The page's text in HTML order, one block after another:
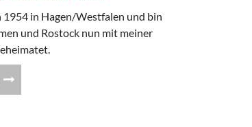
1954 in Hagen/Westfalen und bin
und Rostock nun mit meiner